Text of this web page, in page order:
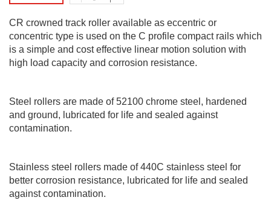
CR crowned track roller available as eccentric or
concentric type is used on the C profile compact rails which
is a simple and cost effective linear motion solution with
high load capacity and corrosion resistance.
Steel rollers are made of 52100 chrome steel, hardened
and ground, lubricated for life and sealed against
contamination.
Stainless steel rollers made of 440C stainless steel for
better corrosion resistance, lubricated for life and sealed
against contamination.